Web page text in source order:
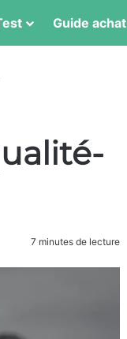
Guide achat
7 minutes de lecture